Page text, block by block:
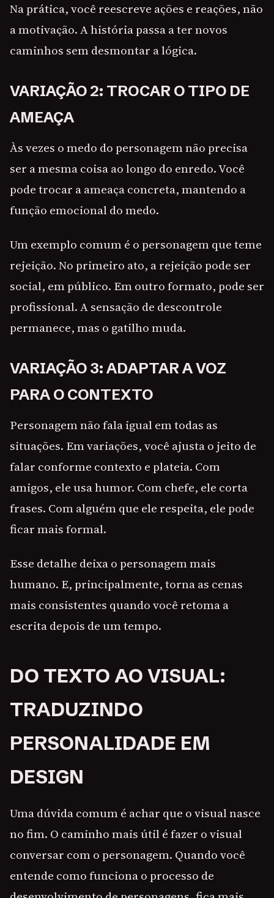
Na prática, você reescreve ações e reações, não
a motivação. A história passa a ter novos
caminhos sem desmontar a lógica.
VARIAÇÃO 2: TROCAR O TIPO DE
AMEAÇA
Às vezes o medo do personagem não precisa
ser a mesma coisa ao longo do enredo. Você
pode trocar a ameaça concreta, mantendo a
função emocional do medo.
Um exemplo comum é o personagem que teme
rejeição. No primeiro ato, a rejeição pode ser
social, em público. Em outro formato, pode ser
profissional. A sensação de descontrole
permanece, mas o gatilho muda.
VARIAÇÃO 3: ADAPTAR A VOZ
PARA O CONTEXTO
Personagem não fala igual em todas as
situações. Em variações, você ajusta o jeito de
falar conforme contexto e plateia. Com
amigos, ele usa humor. Com chefe, ele corta
frases. Com alguém que ele respeita, ele pode
ficar mais formal.
Esse detalhe deixa o personagem mais
humano. E, principalmente, torna as cenas
mais consistentes quando você retoma a
escrita depois de um tempo.
DO TEXTO AO VISUAL:
TRADUZINDO
PERSONALIDADE EM
DESIGN
Uma dúvida comum é achar que o visual nasce
no fim. O caminho mais útil é fazer o visual
conversar com o personagem. Quando você
entende como funciona o processo de